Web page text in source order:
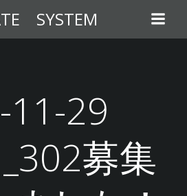
ン
テ
ス
プ
SYSTEM
11-29
募集